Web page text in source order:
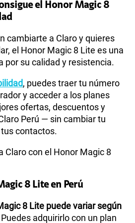
el Honor Magic 8
cambiarte a Claro y quieres
el Honor Magic 8 Lite es una
por su calidad y resistencia.
, puedes traer tu número
y acceder a los planes
ofertas, descuentos y
Perú — sin cambiar tu
contactos.
Claro con el Honor Magic 8
8 Lite en Perú
8 Lite puede variar según
Puedes adquirirlo con un plan